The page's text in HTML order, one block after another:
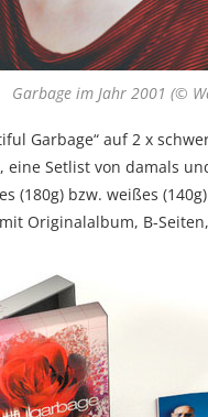
Garbage im Jahr 2001 (©
Garbage“ auf 2 x
Setlist von damals
(180g) bzw. weißes
Originalalbum, B-